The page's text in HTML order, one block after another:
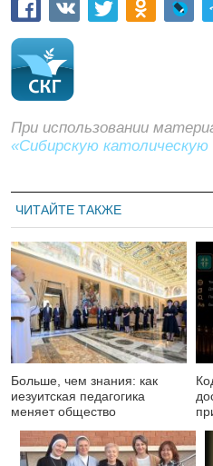
При использовании
«Сибирскую
ЧИТАЙТЕ ТАКЖЕ
Больше, чем знания: как
иезуитская педагогика
меняет общество